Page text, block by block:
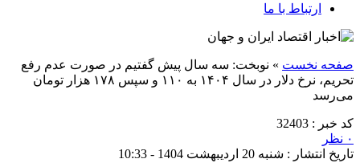
ارتباط با ما
صفحه نخست » نوبخت: سه سال پیش گفتیم در صورت عدم رفع
تحریم، نرخ دلار در سال ۱۴۰۴ به ۱۱۰ و سپس ۱۷۸ هزار تومان
می‌رسد
کد خبر : 32403
۰ نظر
تاریخ انتشار : شنبه 20 اردیبهشت 1404 - 10:33